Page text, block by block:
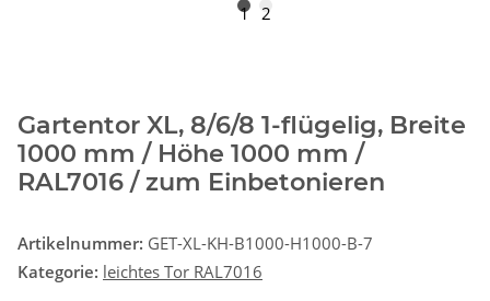
1 2
Gartentor XL, 8/6/8 1-flügelig, Breite
1000 mm / Höhe 1000 mm /
RAL7016 / zum Einbetonieren
Artikelnummer: GET-XL-KH-B1000-H1000-B-7
Kategorie: leichtes Tor RAL7016